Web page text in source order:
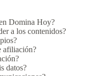
Domina Hoy?
a los contenidos?
afiliación?
datos?